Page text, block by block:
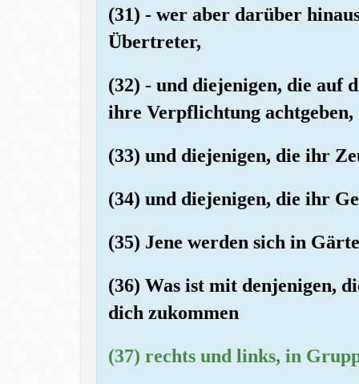
(31) - wer aber darüber
Übertreter,
(32) - und diejenigen, die auf
ihre Verpflichtung achtgeben,
(33) und diejenigen, die ihr
(34) und diejenigen, die ihr
(35) Jene werden sich in
(36) Was ist mit denjenigen,
dich zukommen
(37) rechts und links, in